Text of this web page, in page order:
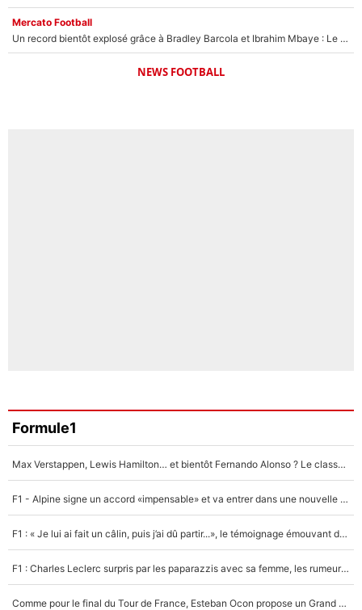
Mercato Football
Un record bientôt explosé grâce à Bradley Barcola et Ibrahim Mbaye : Le PSG sur le point de réaliser un mercato historique ?
NEWS FOOTBALL
Formule1
Max Verstappen, Lewis Hamilton… et bientôt Fernando Alonso ? Le classement des pilotes les mieux payés en Formule 1 risque de changer !
F1 - Alpine signe un accord «impensable» et va entrer dans une nouvelle dimension : Grande nouvelle pour Pierre Gasly !
F1 : « Je lui ai fait un câlin, puis j’ai dû partir...», le témoignage émouvant de Max Verstappen sur sa fille
F1 : Charles Leclerc surpris par les paparazzis avec sa femme, les rumeurs étaient vraies !
Comme pour le final du Tour de France, Esteban Ocon propose un Grand Prix de Formule 1 à Paris : «Autour de l’Arc de Triomphe, ce serait génial» !